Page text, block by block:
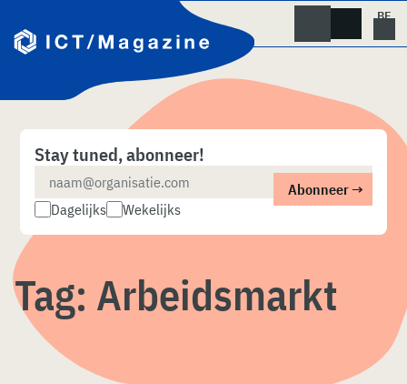
naar
content
Stay tuned, abonneer!
Dagelijks Wekelijks
Tag: Arbeidsmarkt